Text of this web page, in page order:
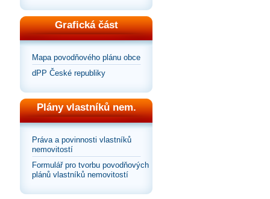
Grafická část
Mapa povodňového plánu obce
dPP České republiky
Plány vlastníků nem.
Práva a povinnosti vlastníků
nemovitostí
Formulář pro tvorbu povodňových
plánů vlastníků nemovitostí